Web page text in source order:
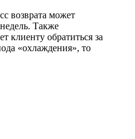
возврата может
Также
клиенту обратиться за
«охлаждения», то